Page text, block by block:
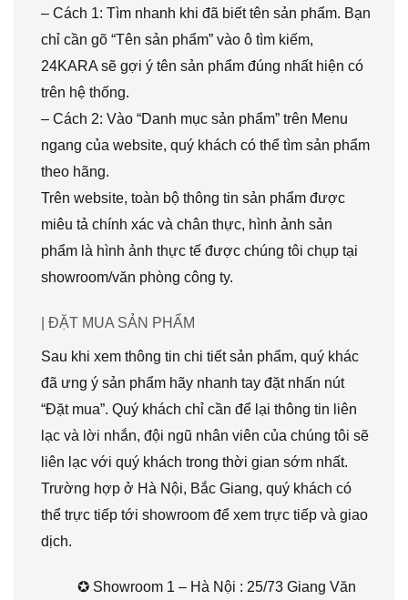
– Cách 1: Tìm nhanh khi đã biết tên sản phẩm. Bạn
chỉ cần gõ “Tên sản phẩm” vào ô tìm kiếm,
24KARA sẽ gợi ý tên sản phẩm đúng nhất hiện có
trên hệ thống.
– Cách 2: Vào “Danh mục sản phẩm” trên Menu
ngang của website, quý khách có thể tìm sản phẩm
theo hãng.
Trên website, toàn bộ thông tin sản phẩm được
miêu tả chính xác và chân thực, hình ảnh sản
phẩm là hình ảnh thực tế được chúng tôi chụp tại
showroom/văn phòng công ty.
| ĐẶT MUA SẢN PHẨM
Sau khi xem thông tin chi tiết sản phẩm, quý khác
đã ưng ý sản phẩm hãy nhanh tay đặt nhấn nút
“Đặt mua”. Quý khách chỉ cần để lại thông tin liên
lạc và lời nhắn, đội ngũ nhân viên của chúng tôi sẽ
liên lạc với quý khách trong thời gian sớm nhất.
Trường hợp ở Hà Nội, Bắc Giang, quý khách có
thể trực tiếp tới showroom để xem trực tiếp và giao
dịch.
✪ Showroom 1 – Hà Nội : 25/73 Giang Văn